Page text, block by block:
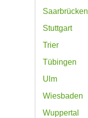
Saarbrücken
Stuttgart
Trier
Tübingen
Ulm
Wiesbaden
Wuppertal